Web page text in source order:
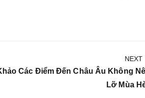
NEXT
Các Điểm Đến Châu Âu Không
Lỡ Mùa